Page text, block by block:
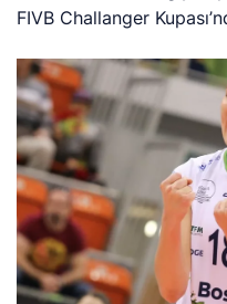
FIVB Challanger